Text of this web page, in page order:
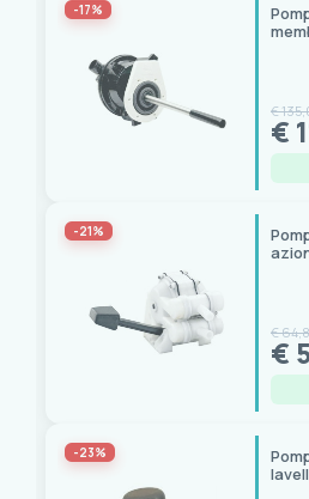
-17%
€
€
-21%
€
€
-23%